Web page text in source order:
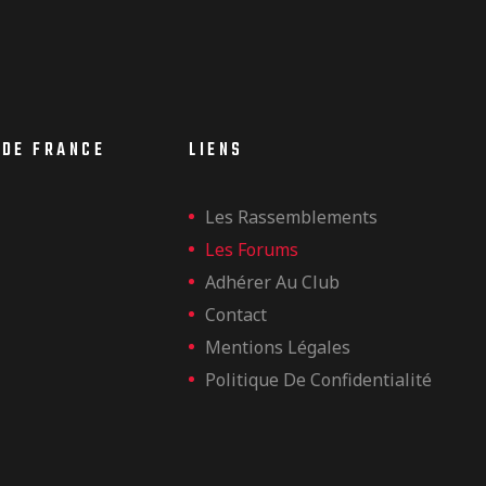
FRANCE LIENS
Les Rassemblements
Les Forums
Adhérer Au Club
Contact
Mentions Légales
Politique De Confidentialité